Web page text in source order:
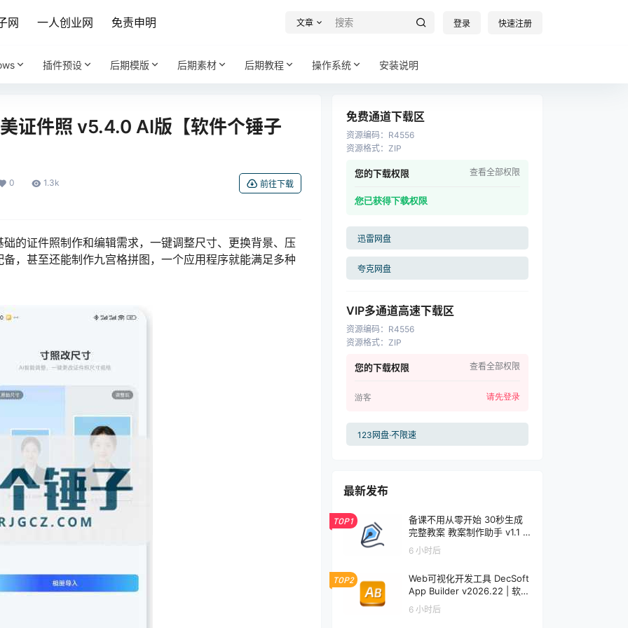
网 一人创业网 免责申明 文章 登录 快速注册
插件预设 后期模版 后期素材 后期教程 操作系统 安装说明
证件照 v5.4.0 AI版【软件个锤子
0 1.3k 前往下载
的证件照制作和编辑需求，一键调整尺寸、更换背景、压
，甚至还能制作九宫格拼图，一个应用程序就能满足多种
免费通道下载区
资源编码： R4556
资源格式： ZIP
您的下载权限 查看全部权限
您已获得下载权限
迅雷网盘
夸克网盘
VIP多通道高速下载区
资源编码： R4556
资源格式： ZIP
您的下载权限 查看全部权限
游客 请先登录
123网盘·不限速
最新发布
TOP1
备课不用从零开始 30秒生成
完整教案 教案制作助手 v1.1 |
软件个锤子 | S1001
6 小时后
TOP2
Web可视化开发工具 DecSoft
App Builder v2026.22 | 软件
个锤子 | R5092
6 小时后